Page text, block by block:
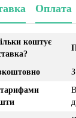
Оплата
коштує